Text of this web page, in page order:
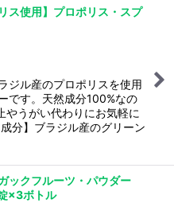
ス使用】プロポリス・スプ
ジル産のプロポリスを使用
です。天然成分100%なの
やうがい代わりにお気軽に
分】ブラジル産のグリーン
ックフルーツ・パウダー
×3ボトル